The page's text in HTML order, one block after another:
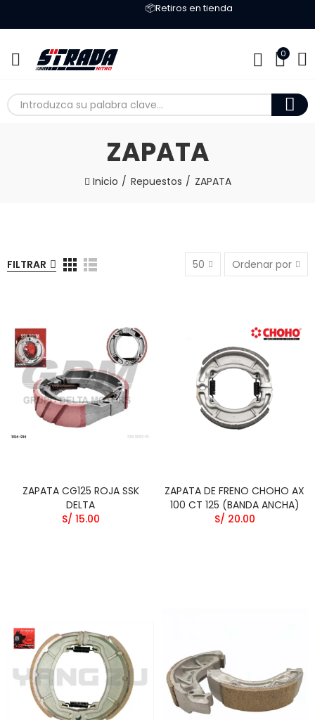
📦Retiros en tienda
0
ZAPATA
Inicio Repuestos ZAPATA
FILTRAR 50 Ordenar por
ZAPATA CG125 ROJA SSK
DELTA
S/ 15.00
ZAPATA DE FRENO CHOHO AX
100 CT 125 (BANDA ANCHA)
S/ 20.00